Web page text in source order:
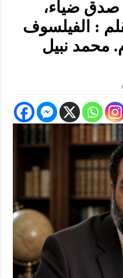
صدق ضياء،
: الفيلسوف
محمد نبيل